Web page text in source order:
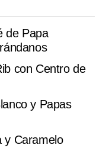
de
de Papa
con Centro de
y Papas
y Caramelo